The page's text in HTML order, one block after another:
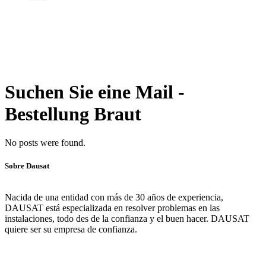
Suchen Sie eine Mail -
Bestellung Braut
No posts were found.
Sobre Dausat
Nacida de una entidad con más de 30 años de experiencia,
DAUSAT está especializada en resolver problemas en las
instalaciones, todo des de la confianza y el buen hacer. DAUSAT
quiere ser su empresa de confianza.